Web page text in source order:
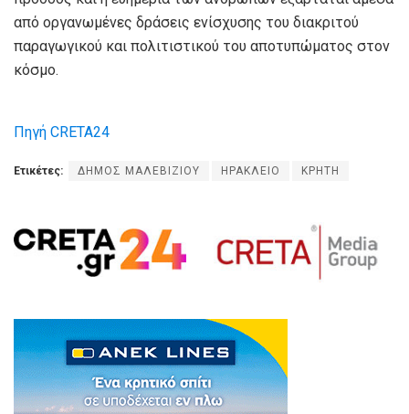
από οργανωμένες δράσεις ενίσχυσης του διακριτού
παραγωγικού και πολιτιστικού του αποτυπώματος στον
κόσμο.
Πηγή CRETA24
Ετικέτες: ΔΗΜΟΣ ΜΑΛΕΒΙΖΙΟΥ ΗΡΑΚΛΕΙΟ ΚΡΗΤΗ